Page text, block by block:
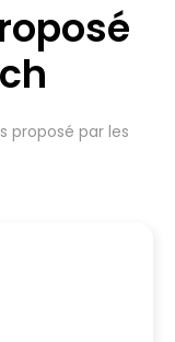
proposé par les